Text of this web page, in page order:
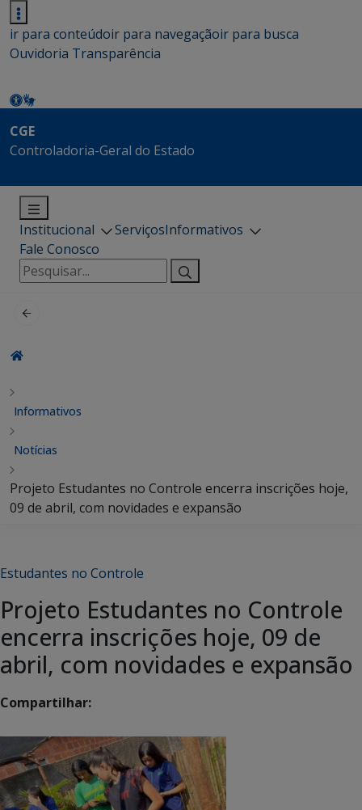
ir para conteúdoir para navegaçãoir para busca
Ouvidoria Transparência
CGE
Controladoria-Geral do Estado
Institucional ServiçosInformativos
Fale Conosco
Pesquisar
por:
Informativos
Notícias
Projeto Estudantes no Controle encerra inscrições hoje,
09 de abril, com novidades e expansão
Estudantes no Controle
Projeto Estudantes no Controle
encerra inscrições hoje, 09 de
abril, com novidades e expansão
Compartilhar: